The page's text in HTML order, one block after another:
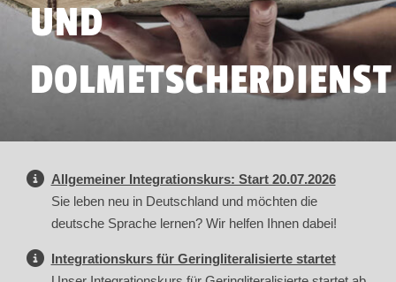
UND
DOLMETSCHERDIENST
Allgemeiner Integrationskurs: Start 20.07.2026
Sie leben neu in Deutschland und möchten die
deutsche Sprache lernen? Wir helfen Ihnen dabei!
Integrationskurs für Geringliteralisierte startet